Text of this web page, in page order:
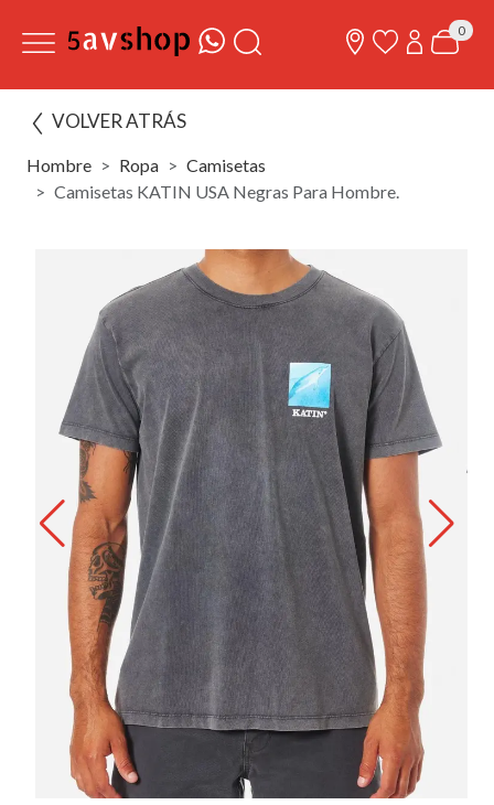
0
VOLVER ATRÁS
Hombre Ropa
Camisetas
Camisetas KATIN USA Negras Para Hombre.